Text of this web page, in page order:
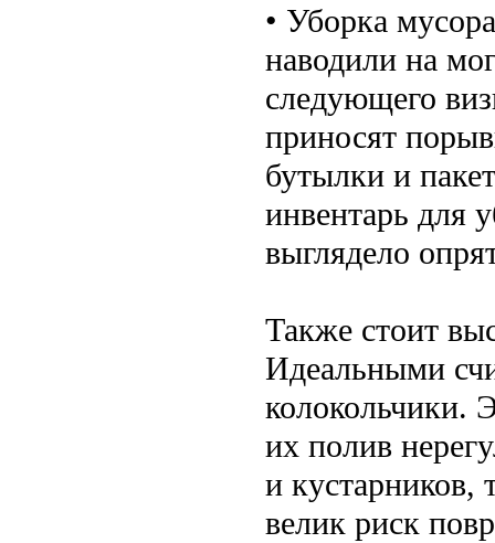
• Уборка
наводили на
следующего
приносят
бутылки и
инвентарь для
выглядело
Также стоит
Идеальными
колокольчики.
их полив
и кустарников,
велик риск